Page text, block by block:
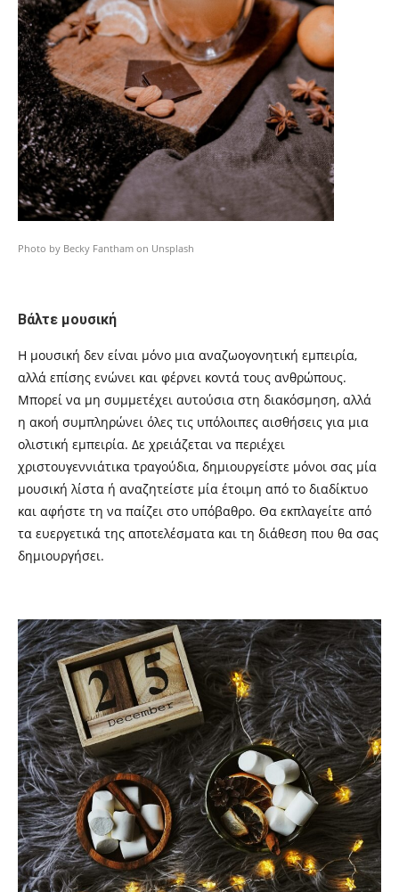
Photo by Becky Fantham on Unsplash
Βάλτε μουσική
Η μουσική δεν είναι μόνο μια αναζωογονητική εμπειρία,
αλλά επίσης ενώνει και φέρνει κοντά τους ανθρώπους.
Μπορεί να μη συμμετέχει αυτούσια στη διακόσμηση, αλλά
η ακοή συμπληρώνει όλες τις υπόλοιπες αισθήσεις για μια
ολιστική εμπειρία. Δε χρειάζεται να περιέχει
χριστουγεννιάτικα τραγούδια, δημιουργείστε μόνοι σας μία
μουσική λίστα ή αναζητείστε μία έτοιμη από το διαδίκτυο
και αφήστε τη να παίζει στο υπόβαθρο. Θα εκπλαγείτε από
τα ευεργετικά της αποτελέσματα και τη διάθεση που θα σας
δημιουργήσει.